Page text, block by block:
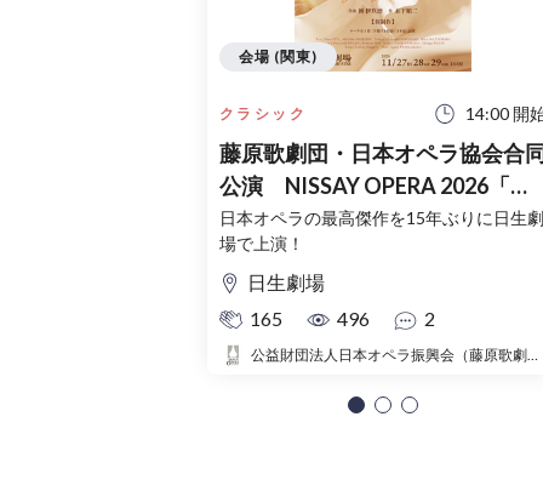
クラシック 14:00 開
藤原歌劇団・日本オペラ協会合
公演 NISSAY OPERA 2026「夕
鶴」
日本オペラの最高傑作を15年ぶりに日生劇
場で上演！
日生劇場
165
496 2
公益財団法人日本オペラ振興会（藤原歌劇団・日本オペラ協会）
会場 (関東)